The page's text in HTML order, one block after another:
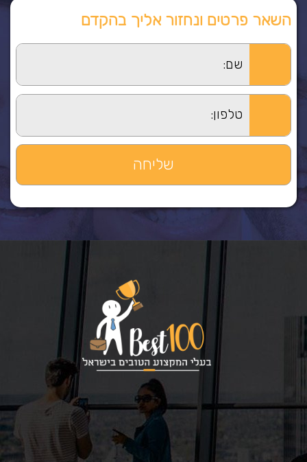
השאר פרטים ונחזור אליך בהקדם